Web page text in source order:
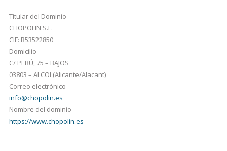
Titular del Dominio
CHOPOLIN S.L.
CIF: B53522850
Domicilio
C/ PERÚ, 75 – BAJOS
03803 – ALCOI (Alicante/Alacant)
Correo electrónico
info@chopolin.es
Nombre del dominio
https://www.chopolin.es